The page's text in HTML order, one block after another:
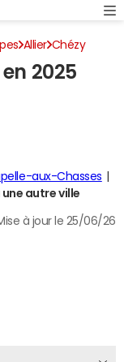
Allier Chézy
2025
aux-Chasses
autre ville
à jour le 25/06/26